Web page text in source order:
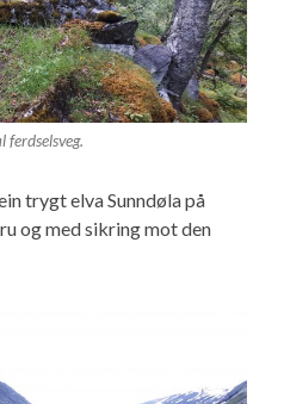
ferdselsveg.
trygt elva Sunndøla på
og med sikring mot den